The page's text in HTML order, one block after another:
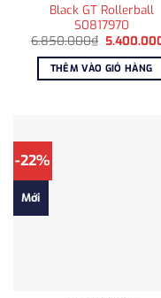
Black GT Rollerball
S0817970
6.850.000₫ Giá
là:
THÊM VÀO GIỎ HÀNG
-22%
Mới